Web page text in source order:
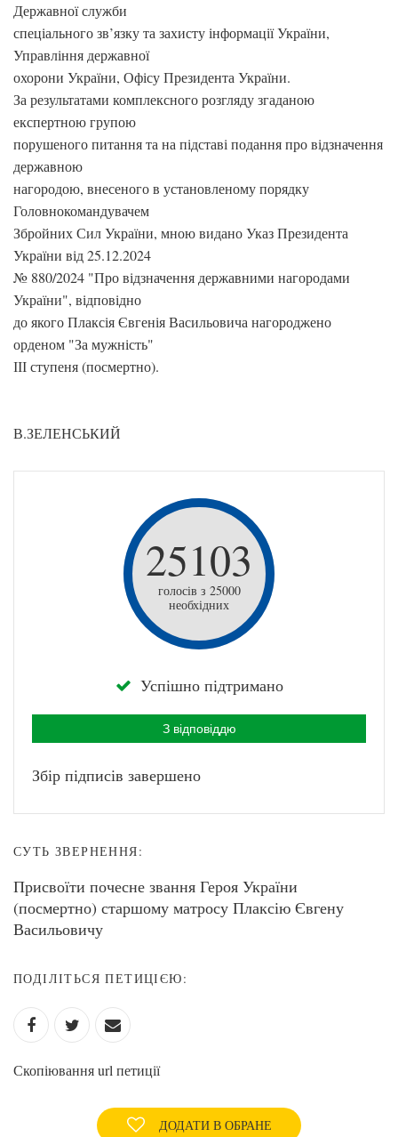
Державної служби
спеціального зв’язку та захисту інформації України,
Управління державної
охорони України, Офісу Президента України.
За результатами комплексного розгляду згаданою
експертною групою
порушеного питання та на підставі подання про відзначення
державною
нагородою, внесеного в установленому порядку
Головнокомандувачем
Збройних Сил України, мною видано Указ Президента
України від 25.12.2024
№ 880/2024 "Про відзначення державними нагородами
України", відповідно
до якого Плаксія Євгенія Васильовича нагороджено
орденом "За мужність"
ІІІ ступеня (посмертно).
В.ЗЕЛЕНСЬКИЙ
25103
голосів з 25000
необхідних
Успішно підтримано
З відповіддю
Збір підписів завершено
СУТЬ ЗВЕРНЕННЯ:
Присвоїти почесне звання Героя України
(посмертно) старшому матросу Плаксію Євгену
Васильовичу
ПОДІЛІТЬСЯ ПЕТИЦІЄЮ:
Скопіювання url петиції
ДОДАТИ В ОБРАНЕ